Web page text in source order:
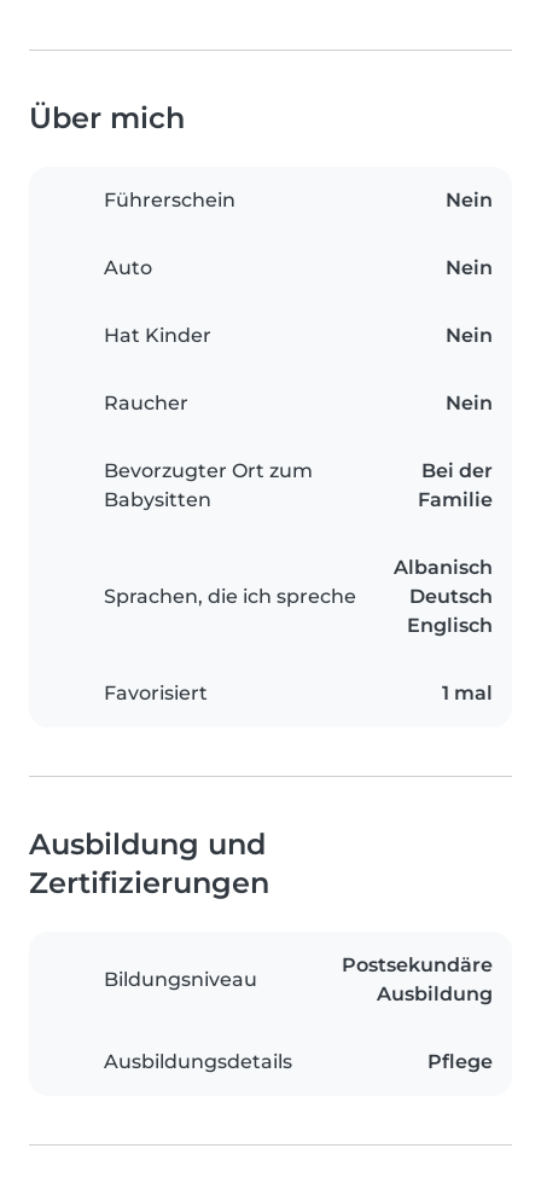
Über mich
Führerschein Nein
Auto Nein
Hat Kinder Nein
Raucher Nein
Bevorzugter Ort zum
Babysitten
Bei der
Familie
Sprachen, die ich spreche
Albanisch
Deutsch
Englisch
Favorisiert 1 mal
Ausbildung und
Zertifizierungen
Bildungsniveau
Postsekundäre
Ausbildung
Ausbildungsdetails Pflege